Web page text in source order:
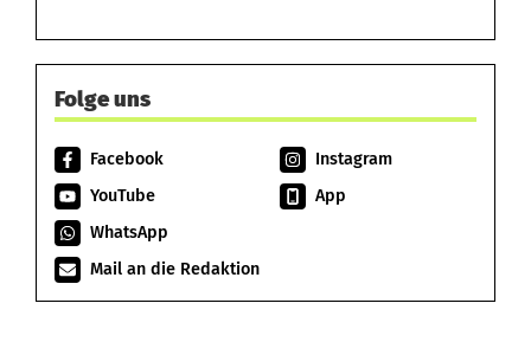
Folge uns
Facebook
Instagram
YouTube
App
WhatsApp
Mail an die Redaktion